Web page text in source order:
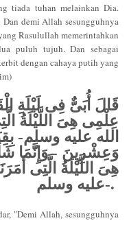
tiada tuhan melainkan Dia.
demi Allah sesungguhnya
Rasulullah memerintahkan
puluh tujuh. Dan sebagai
dengan cahaya putih yang
قَالَ أُبَىٌّ فِى لَيْلَةِ
عِلْمِى هِىَ اللَّيْلَةُ
الله عليه وسلم-
وَعِشْرِينَ - وَإِنَّمَا
هِىَ اللَّيْلَةُ الَّتِى
عليه وسلم-.
"Demi Allah, sesungguhnya